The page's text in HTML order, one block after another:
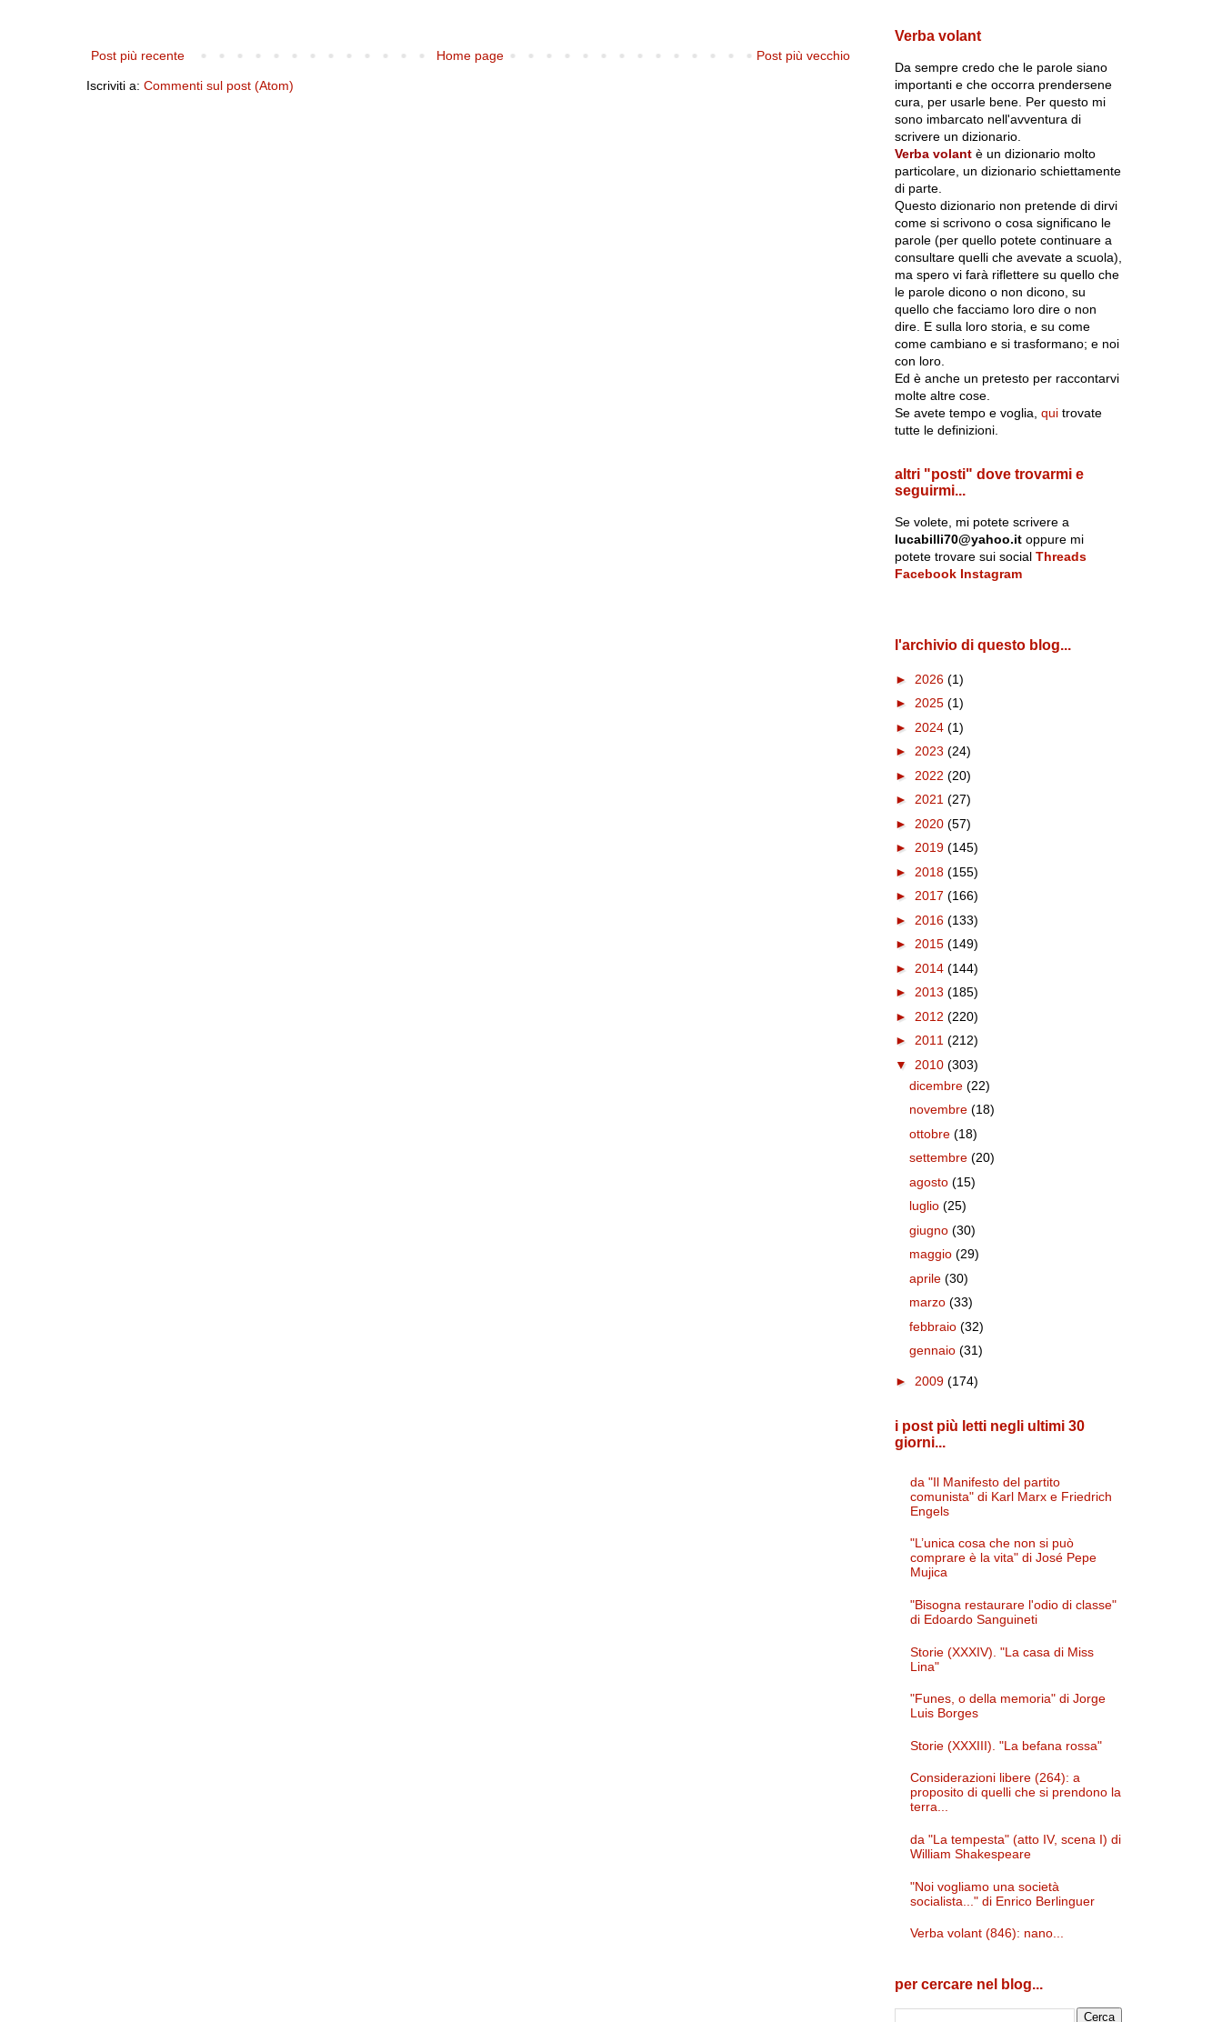
Post più recente Post più vecchio
Home page
Iscriviti a: Commenti sul post (Atom)
Verba volant
Da sempre credo che le parole siano
importanti e che occorra prendersene
cura, per usarle bene. Per questo mi
sono imbarcato nell'avventura di
scrivere un dizionario.
Verba volantè un dizionario molto
particolare, un dizionario schiettamente
di parte.
Questo dizionario non pretende di dirvi
come si scrivono o cosa significano le
parole (per quello potete continuare a
consultare quelli che avevate a scuola),
ma spero vi farà riflettere su quello che
le parole dicono o non dicono, su
quello che facciamo loro dire o non
dire. E sulla loro storia, e su come
come cambiano e si trasformano; e noi
con loro.
Ed è anche un pretesto per raccontarvi
molte altre cose.
Se avete tempo e voglia, quitrovate
tutte le definizioni.
altri "posti" dove trovarmi e
seguirmi...
Se volete, mi potete scrivere a
lucabilli70@yahoo.itoppure mi
potete trovare sui social Threads
Facebook Instagram
l'archivio di questo blog...
► 2026 (1)
► 2025 (1)
► 2024 (1)
► 2023 (24)
► 2022 (20)
► 2021 (27)
► 2020 (57)
► 2019 (145)
► 2018 (155)
► 2017 (166)
► 2016 (133)
► 2015 (149)
► 2014 (144)
► 2013 (185)
► 2012 (220)
► 2011 (212)
▼ 2010 (303)
dicembre(22)
novembre(18)
ottobre(18)
settembre(20)
agosto(15)
luglio(25)
giugno(30)
maggio(29)
aprile(30)
marzo(33)
febbraio(32)
gennaio(31)
► 2009 (174)
i post più letti negli ultimi 30
giorni...
da "Il Manifesto del partito
comunista" di Karl Marx e Friedrich
Engels
"L’unica cosa che non si può
comprare è la vita" di José Pepe
Mujica
"Bisogna restaurare l'odio di classe"
di Edoardo Sanguineti
Storie (XXXIV). "La casa di Miss
Lina"
"Funes, o della memoria" di Jorge
Luis Borges
Storie (XXXIII). "La befana rossa"
Considerazioni libere (264): a
proposito di quelli che si prendono la
terra...
da "La tempesta" (atto IV, scena I) di
William Shakespeare
"Noi vogliamo una società
socialista..." di Enrico Berlinguer
Verba volant (846): nano...
per cercare nel blog...